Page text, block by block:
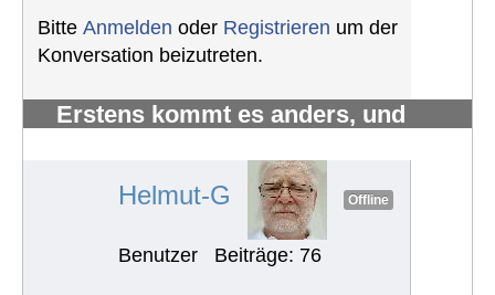
Bitte Anmelden oder Registrieren um der
Konversation beizutreten.
Erstens kommt es anders, und
Helmut-G Offline
Benutzer Beiträge: 76